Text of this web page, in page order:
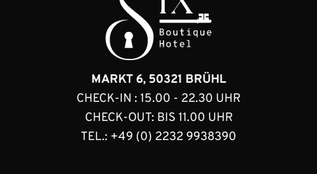
MARKT 6, 50321 BRÜHL
CHECK-IN : 15.00 - 22.30 UHR
CHECK-OUT: BIS 11.00 UHR
TEL.: +49 (0) 2232 9938390